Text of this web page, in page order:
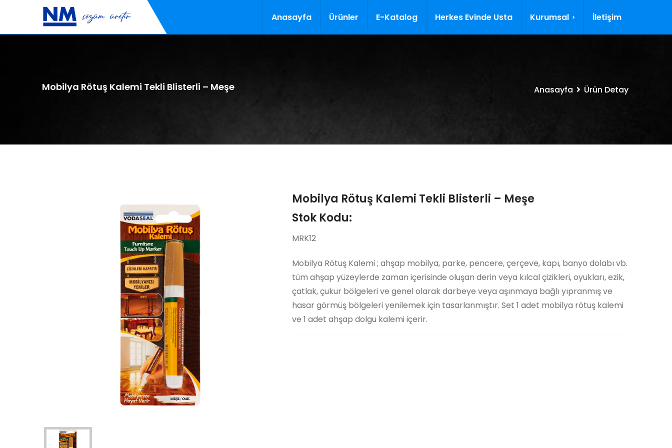
Anasayfa Ürünler E-Katalog Herkes Evinde Usta Kurumsal İletişim
Mobilya Rötuş Kalemi Tekli Blisterli – Meşe Anasayfa Ürün Detay
Mobilya Rötuş Kalemi Tekli Blisterli – Meşe
Stok Kodu:
MRK12
Mobilya Rötuş Kalemi ; ahşap mobilya, parke, pencere, çerçeve, kapı, banyo dolabı vb.
tüm ahşap yüzeylerde zaman içerisinde oluşan derin veya kılcal çizikleri, oyukları, ezik,
çatlak, çukur bölgeleri ve genel olarak darbeye veya aşınmaya bağlı yıpranmış ve
hasar görmüş bölgeleri yenilemek için tasarlanmıştır. Set 1 adet mobilya rötuş kalemi
ve 1 adet ahşap dolgu kalemi içerir.